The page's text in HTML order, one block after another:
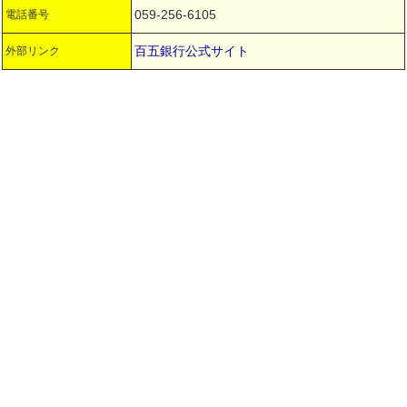
電話番号 059-256-6105
外部リンク 百五銀行公式サイト